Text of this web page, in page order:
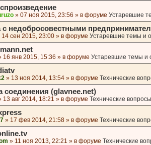
» 07 ноя 2015, 23:56 » в форуме Устаревшие
с недобросовестными
14 сен 2015, 23:00 » в форуме Устаревшие темы и
16 янв 2015, 15:36 » в форуме Устаревшие темы и
» 13 ноя 2014, 13:54 » в форуме Технические
соединения (glavnee.net)
13 авг 2014, 18:21 » в форуме Технические вопросы
» 17 фев 2014, 21:58 » в форуме Технические
» 11 ноя 2013, 22:21 » в форуме Технические